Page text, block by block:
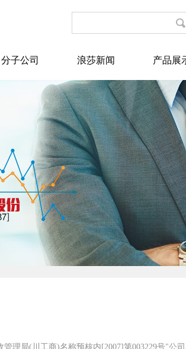
分子公司 浪莎新闻 产品展
理局(川工商)名称预核内[2007]第003229号"公